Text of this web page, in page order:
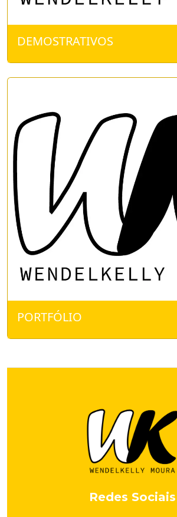
DEMOSTRATIVOS
PORTFÓLIO
Redes Sociais